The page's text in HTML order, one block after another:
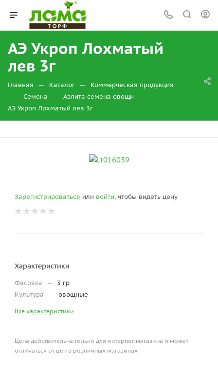
АЭ Укроп Лохматый
лев 3г
Главная — Каталог — Коммерческая продукция
— Семена — Аэлита семена овощи —
АЭ Укроп Лохматый лев 3г
Зарегистрироваться или войти, чтобы видеть цену
Характеристики
Фасовка —
3 гр
Культура
— овощные
Все характеристики
Цена действительна только для интернет-магазина и может
отличаться от цен в розничных магазинах